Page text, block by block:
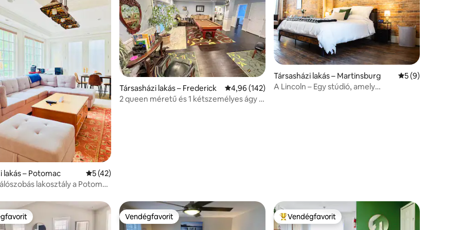
40 vélemény
lakás – Potomac Átlagos értékelés: 5/5, 42 vélemény
5 (42)
lakosztály a Potomac
Társasházi lakás – Frederick Átlagos értékelés: 5/4,96, 142 vélemény
4,96 (142)
2 queen méretű és 1 kétszemélyes ágy /
Társasházi lakás – Martinsburg Átlagos
5 (9)
A Lincoln – Egy stúdió, amely
Vendégfavorit
Vendégfavorit Kiemelt vendégfavorit
Vendégfavorit